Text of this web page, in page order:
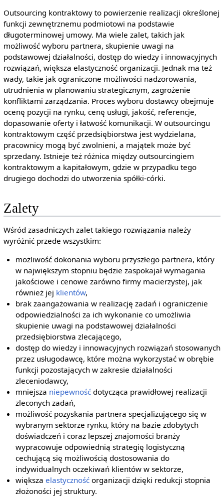
Outsourcing kontraktowy to powierzenie realizacji określonej
funkcji zewnętrznemu podmiotowi na podstawie
długoterminowej umowy. Ma wiele zalet, takich jak
możliwość wyboru partnera, skupienie uwagi na
podstawowej działalności, dostęp do wiedzy i innowacyjnych
rozwiązań, większa elastyczność organizacji. Jednak ma też
wady, takie jak ograniczone możliwości nadzorowania,
utrudnienia w planowaniu strategicznym, zagrożenie
konfliktami zarządzania. Proces wyboru dostawcy obejmuje
ocenę pozycji na rynku, cenę usługi, jakość, referencje,
dopasowanie oferty i łatwość komunikacji. W outsourcingu
kontraktowym część przedsiębiorstwa jest wydzielana,
pracownicy mogą być zwolnieni, a majątek może być
sprzedany. Istnieje też różnica między outsourcingiem
kontraktowym a kapitałowym, gdzie w przypadku tego
drugiego dochodzi do utworzenia spółki-córki.
Zalety
Wśród zasadniczych zalet takiego rozwiązania należy
wyróżnić przede wszystkim:
możliwość dokonania wyboru przyszłego partnera, który
w największym stopniu będzie zaspokajał wymagania
jakościowe i cenowe zarówno firmy macierzystej, jak
również jej klientów,
brak zaangażowania w realizację zadań i ograniczenie
odpowiedzialności za ich wykonanie co umożliwia
skupienie uwagi na podstawowej działalności
przedsiębiorstwa zlecającego,
dostęp do wiedzy i innowacyjnych rozwiązań stosowanych
przez usługodawcę, które można wykorzystać w obrębie
funkcji pozostających w zakresie działalności
zleceniodawcy,
mniejsza niepewność dotycząca prawidłowej realizacji
zleconych zadań,
możliwość pozyskania partnera specjalizującego się w
wybranym sektorze rynku, który na bazie zdobytych
doświadczeń i coraz lepszej znajomości branży
wypracowuje odpowiednią strategię logistyczną
cechującą się możliwością dostosowania do
indywidualnych oczekiwań klientów w sektorze,
większaelastyczność organizacji dzięki redukcji stopnia
złożoności jej struktury.